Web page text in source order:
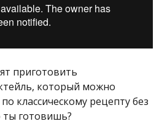
приготовить
который можно
классическому рецепту без
ты готовишь?